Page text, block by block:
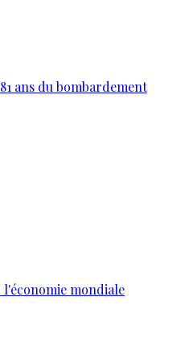
ans du bombardement
mondiale